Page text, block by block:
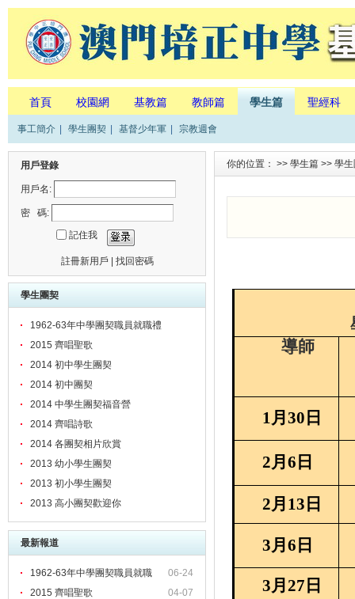
首頁 校園網 基教篇 教師篇 學生篇 聖經科
事工簡介 學生團契 基督少年軍 宗教週會
用戶登錄
用戶名:
密 碼:
記住我
註冊新用戶 找回密碼
學生團契
1962-63年中學團契職員就職禮
2015 齊唱聖歌
2014 初中學生團契
2014 初中團契
2014 中學生團契福音營
2014 齊唱詩歌
2014 各團契相片欣賞
2013 幼小學生團契
2013 初小學生團契
2013 高小團契歡迎你
最新報道
06-24
1962-63年中學團契職員就職
04-07
2015 齊唱聖歌
你的位置： >> 學生篇 >> 學
導師
1月30 日
2月6 日
2月 13 日
3月6 日
3月27 日